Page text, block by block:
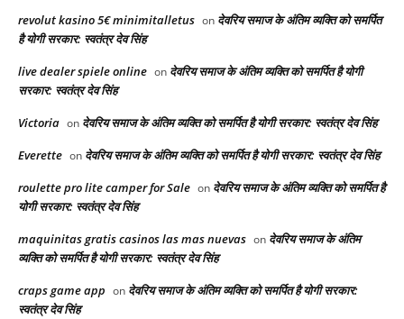
revolut kasino 5€ minimitalletus on देवरिय समाज के अंतिम व्यक्ति को समर्पित
है योगी सरकार: स्वतंत्र देव सिंह
live dealer spiele online on देवरिय समाज के अंतिम व्यक्ति को समर्पित है योगी
सरकार: स्वतंत्र देव सिंह
Victoria on देवरिय समाज के अंतिम व्यक्ति को समर्पित है योगी सरकार: स्वतंत्र देव सिंह
Everette on देवरिय समाज के अंतिम व्यक्ति को समर्पित है योगी सरकार: स्वतंत्र देव सिंह
roulette pro lite camper for Sale on देवरिय समाज के अंतिम व्यक्ति को समर्पित है
योगी सरकार: स्वतंत्र देव सिंह
maquinitas gratis casinos las mas nuevas on देवरिय समाज के अंतिम
व्यक्ति को समर्पित है योगी सरकार: स्वतंत्र देव सिंह
craps game app on देवरिय समाज के अंतिम व्यक्ति को समर्पित है योगी सरकार:
स्वतंत्र देव सिंह